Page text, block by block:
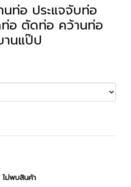
นท่อ ประแจจับท่อ
อ ตัดท่อ คว้านท่อ
านแป๊ป
ไม่พบสินค้า